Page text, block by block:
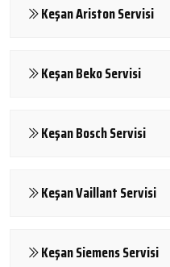
Keşan Ariston Servisi
Keşan Beko Servisi
Keşan Bosch Servisi
Keşan Vaillant Servisi
Keşan Siemens Servisi